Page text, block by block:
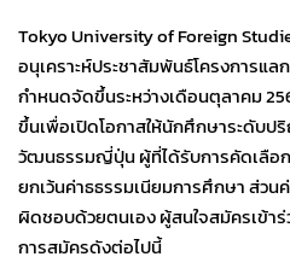
Tokyo University of Foreign
อนุเคราะห์ประชาสัมพันธ์โครงการแล
กำหนดจัดขึ้นระหว่างเดือนตุลาคม
ขึ้นเพื่อเปิดโอกาสให้นักศึกษาระดับ
วัฒนธรรมญี่ปุ่น ผู้ที่ได้รับการคัดเลือก
ยกเว้นค่าธธรรมเนียมการศึกษา ส่ว
ผิดชอบด้วยตนเอง ผู้สนใจสมัครเข้าร่
การสมัครดังต่อไปนี้